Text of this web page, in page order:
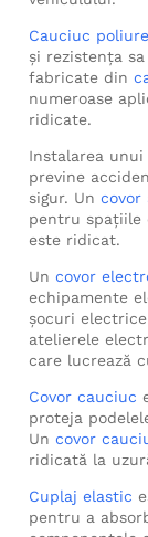
Cauciuc
și rezistența
fabricate din
numeroase
ridicate.
Instalarea unui
previne
sigur. Un covor
pentru spațiile
este ridicat.
Un covor
echipamente
șocuri
atelierele
care lucrează
Covor cauciuc
proteja
Un covor
ridicată la
Cuplaj elastic
pentru a